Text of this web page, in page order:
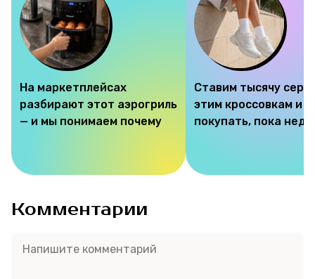
На маркетплейсах
разбирают этот аэрогриль
— и мы понимаем почему
Ставим тысячу
этим кроссовкам и
покупать, пока
Комментарии